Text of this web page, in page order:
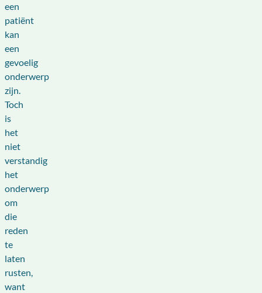
een
patiënt
kan
een
gevoelig
onderwerp
zijn.
Toch
is
het
niet
verstandig
het
onderwerp
om
die
reden
te
laten
rusten,
want